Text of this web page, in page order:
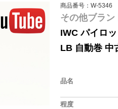
商品番号：W-5346
その他ブラン
IWC パイロ
LB 自動巻 中
品名
程度